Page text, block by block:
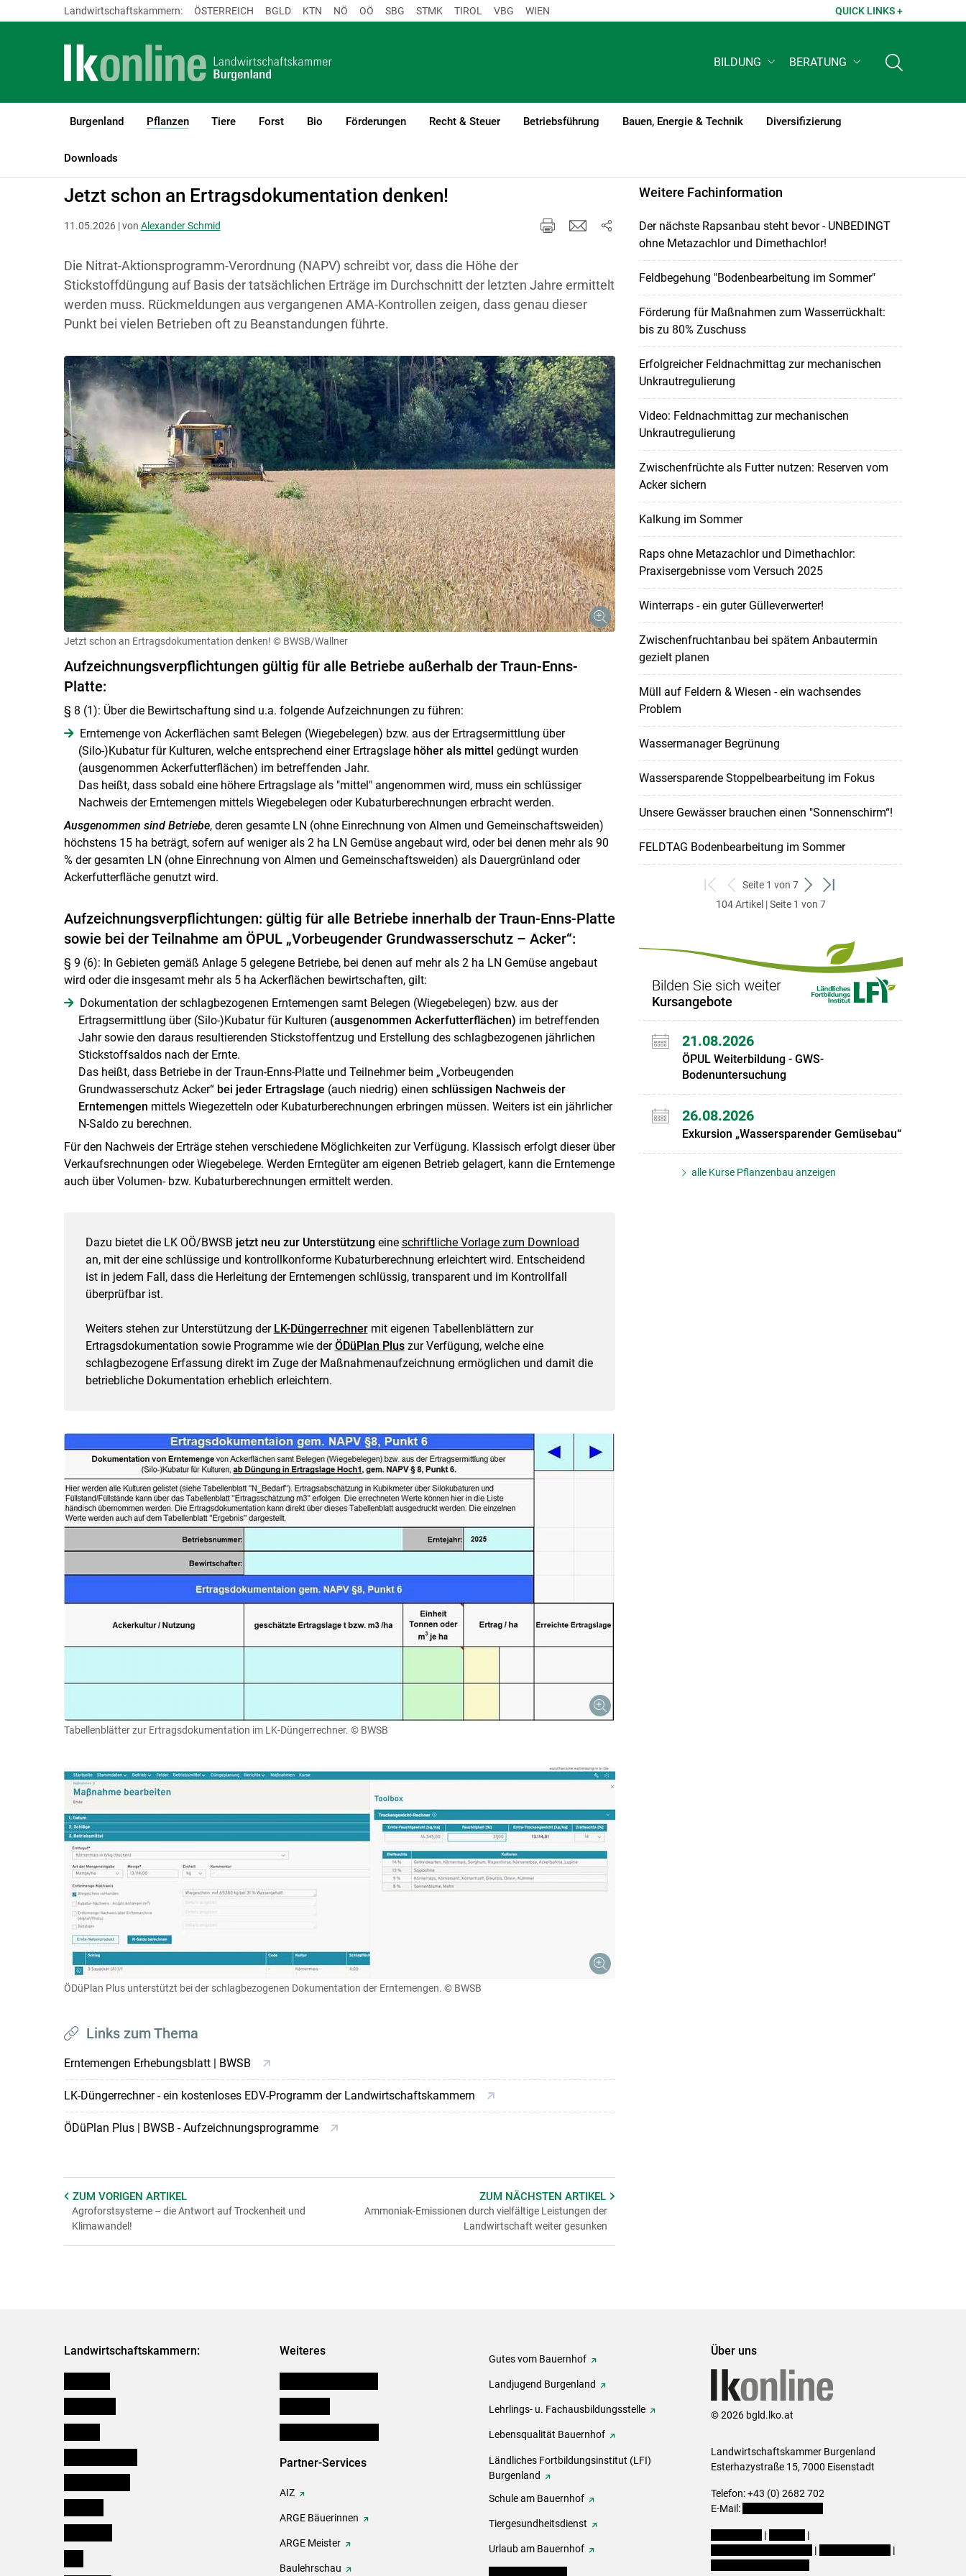
Skip to main content
Landwirtschaftskammern: ÖSTERREICH BGLD KTN NÖ OÖ SBG STMK TIROL VBG WIEN QUICK LINKS +
BILDUNG BERATUNG
Burgenland Pflanzen
(current)1
Tiere Forst Bio Förderungen Recht & Steuer Betriebsführung Bauen, Energie & Technik Diversifizierung
Downloads
LK Burgenland
Jetzt schon an Ertragsdokumentation denken!
11.05.2026 | von Alexander Schmid
Die Nitrat-Aktionsprogramm-Verordnung (NAPV) schreibt vor, dass die Höhe der
Stickstoffdüngung auf Basis der tatsächlichen Erträge im Durchschnitt der letzten Jahre ermittelt
werden muss. Rückmeldungen aus vergangenen AMA-Kontrollen zeigen, dass genau dieser
Punkt bei vielen Betrieben oft zu Beanstandungen führte.
Jetzt schon an Ertragsdokumentation denken! © BWSB/Wallner
Aufzeichnungsverpflichtungen gültig für alle Betriebe außerhalb der Traun-Enns-
Platte:
§ 8 (1): Über die Bewirtschaftung sind u.a. folgende Aufzeichnungen zu führen:
Erntemenge von Ackerflächen samt Belegen (Wiegebelegen) bzw. aus der Ertragsermittlung über
(Silo-)Kubatur für Kulturen, welche entsprechend einer Ertragslage höher als mittel gedüngt wurden
(ausgenommen Ackerfutterflächen) im betreffenden Jahr.
Das heißt, dass sobald eine höhere Ertragslage als "mittel" angenommen wird, muss ein schlüssiger
Nachweis der Erntemengen mittels Wiegebelegen oder Kubaturberechnungen erbracht werden.
Ausgenommen sind Betriebe, deren gesamte LN (ohne Einrechnung von Almen und Gemeinschaftsweiden)
höchstens 15 ha beträgt, sofern auf weniger als 2 ha LN Gemüse angebaut wird, oder bei denen mehr als 90
% der gesamten LN (ohne Einrechnung von Almen und Gemeinschaftsweiden) als Dauergrünland oder
Ackerfutterfläche genutzt wird.
Aufzeichnungsverpflichtungen: gültig für alle Betriebe innerhalb der Traun-Enns-Platte
sowie bei der Teilnahme am ÖPUL „Vorbeugender Grundwasserschutz – Acker“:
§ 9 (6): In Gebieten gemäß Anlage 5 gelegene Betriebe, bei denen auf mehr als 2 ha LN Gemüse angebaut
wird oder die insgesamt mehr als 5 ha Ackerflächen bewirtschaften, gilt:
Dokumentation der schlagbezogenen Erntemengen samt Belegen (Wiegebelegen) bzw. aus der
Ertragsermittlung über (Silo-)Kubatur für Kulturen (ausgenommen Ackerfutterflächen) im betreffenden
Jahr sowie den daraus resultierenden Stickstoffentzug und Erstellung des schlagbezogenen jährlichen
Stickstoffsaldos nach der Ernte.
Das heißt, dass Betriebe in der Traun-Enns-Platte und Teilnehmer beim „Vorbeugenden
Grundwasserschutz Acker“ bei jeder Ertragslage (auch niedrig) einen schlüssigen Nachweis der
Erntemengen mittels Wiegezetteln oder Kubaturberechnungen erbringen müssen. Weiters ist ein jährlicher
N-Saldo zu berechnen.
Für den Nachweis der Erträge stehen verschiedene Möglichkeiten zur Verfügung. Klassisch erfolgt dieser über
Verkaufsrechnungen oder Wiegebelege. Werden Erntegüter am eigenen Betrieb gelagert, kann die Erntemenge
auch über Volumen- bzw. Kubaturberechnungen ermittelt werden.
Dazu bietet die LK OÖ/BWSB jetzt neu zur Unterstützung eine schriftliche Vorlage zum Download
an, mit der eine schlüssige und kontrollkonforme Kubaturberechnung erleichtert wird. Entscheidend
ist in jedem Fall, dass die Herleitung der Erntemengen schlüssig, transparent und im Kontrollfall
überprüfbar ist.
Weiters stehen zur Unterstützung der LK-Düngerrechnermit eigenen Tabellenblättern zur
Ertragsdokumentation sowie Programme wie derÖDüPlan Pluszur Verfügung, welche eine
schlagbezogene Erfassung direkt im Zuge der Maßnahmenaufzeichnung ermöglichen und damit die
betriebliche Dokumentation erheblich erleichtern.
Tabellenblätter zur Ertragsdokumentation im LK-Düngerrechner. © BWSB
ÖDüPlan Plus unterstützt bei der schlagbezogenen Dokumentation der Erntemengen. © BWSB
Links zum Thema
Erntemengen Erhebungsblatt | BWSB
LK-Düngerrechner - ein kostenloses EDV-Programm der Landwirtschaftskammern
ÖDüPlan Plus | BWSB - Aufzeichnungsprogramme
ZUM VORIGEN ARTIKEL
Agroforstsysteme – die Antwort auf Trockenheit und
Klimawandel!
ZUM NÄCHSTENARTIKEL
Ammoniak-Emissionen durch vielfältige Leistungen der
Landwirtschaft weiter gesunken
Weitere Fachinformation
Der nächste Rapsanbau steht bevor - UNBEDINGT
ohne Metazachlor und Dimethachlor!
Feldbegehung "Bodenbearbeitung im Sommer"
Förderung für Maßnahmen zum Wasserrückhalt:
bis zu 80% Zuschuss
Erfolgreicher Feldnachmittag zur mechanischen
Unkrautregulierung
Video: Feldnachmittag zur mechanischen
Unkrautregulierung
Zwischenfrüchte als Futter nutzen: Reserven vom
Acker sichern
Kalkung im Sommer
Raps ohne Metazachlor und Dimethachlor:
Praxisergebnisse vom Versuch 2025
Winterraps - ein guter Gülleverwerter!
Zwischenfruchtanbau bei spätem Anbautermin
gezielt planen
Müll auf Feldern & Wiesen - ein wachsendes
Problem
Wassermanager Begrünung
Wassersparende Stoppelbearbeitung im Fokus
Unsere Gewässer brauchen einen "Sonnenschirm“!
FELDTAG Bodenbearbeitung im Sommer
zum
ersten
zurück
zum
Seite 1 von 7
weiter
zum
zum
104 Artikel | Seite 1 von 7
Bilden Sie sich weiter
Kursangebote
21.08.2026
ÖPUL Weiterbildung - GWS-
Bodenuntersuchung
26.08.2026
Exkursion „Wassersparender Gemüsebau“
alle Kurse Pflanzenbau anzeigen
Landwirtschaftskammern: Weiteres
Partner-Services
AIZ
ARGE Bäuerinnen
ARGE Meister
Baulehrschau
Gutes vom Bauernhof
Landjugend Burgenland
Lehrlings- u. Fachausbildungsstelle
Lebensqualität Bauernhof
Ländliches Fortbildungsinstitut (LFI)
Burgenland
Schule am Bauernhof
Tiergesundheitsdienst
Urlaub am Bauernhof
Über uns
© 2026 bgld.lko.at
Landwirtschaftskammer Burgenland
Esterhazystraße 15, 7000 Eisenstadt
Telefon: +43 (0) 2682 702
E-Mail:
|
|
|
|